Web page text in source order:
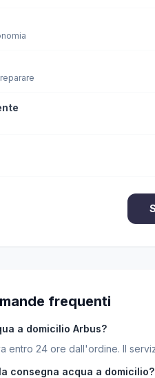
frequenti
a domicilio Arbus?
entro 24 ore dall'ordine. Il
consegna acqua a domicilio?